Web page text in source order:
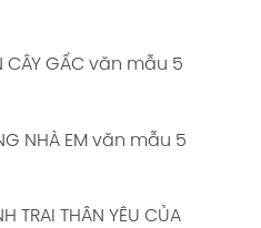
CÂY GẤC văn mẫu 5
NHÀ EM văn mẫu 5
TRAI THÂN YÊU CỦA